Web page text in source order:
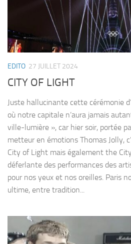
EDITO 27 JUILLET 2024
CITY OF LIGHT
Juste hallucinante cette cérémonie
où notre capitale n’aura jamais
ville-lumière », car hier soir, portée
metteur en émotions Thomas Jolly,
City of Light mais également the
déferlante des performances des
pour nos yeux et nos oreilles. Paris
ultime, entre tradition...